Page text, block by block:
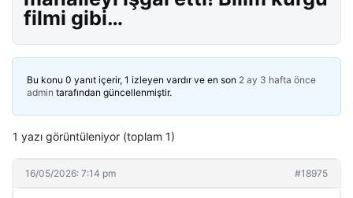
filmi gibi…
Bu konu 0 yanıt içerir, 1 izleyen vardır ve en son 2 ay 3 hafta önce
admin tarafından güncellenmiştir.
1 yazı görüntüleniyor (toplam 1)
16/05/2026: 7:14 pm #18975